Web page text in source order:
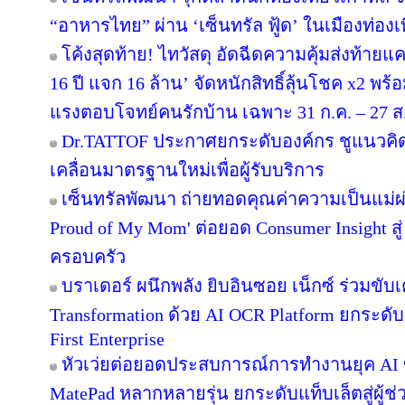
“อาหารไทย” ผ่าน ‘เซ็นทรัล ฟู้ด’ ในเมืองท่อง
โค้งสุดท้าย! ไทวัสดุ อัดฉีดความคุ้มส่งท้ายแ
16 ปี แจก 16 ล้าน’ จัดหนักสิทธิ์ลุ้นโชค x2 พ
แรงตอบโจทย์คนรักบ้าน เฉพาะ 31 ก.ค. – 27
Dr.TATTOF ประกาศยกระดับองค์กร ชูแนว
เคลื่อนมาตรฐานใหม่เพื่อผู้รับบริการ
เซ็นทรัลพัฒนา ถ่ายทอดคุณค่าความเป็นแม่ผ่า
Proud of My Mom' ต่อยอด Consumer Insight
ครอบครัว
บราเดอร์ ผนึกพลัง ยิบอินซอย เน็กซ์ ร่วมขับเ
Transformation ด้วย AI OCR Platform ยกระ
First Enterprise
หัวเว่ยต่อยอดประสบการณ์การทำงานยุค AI
MatePad หลากหลายรุ่น ยกระดับแท็บเล็ตสู่ผู้